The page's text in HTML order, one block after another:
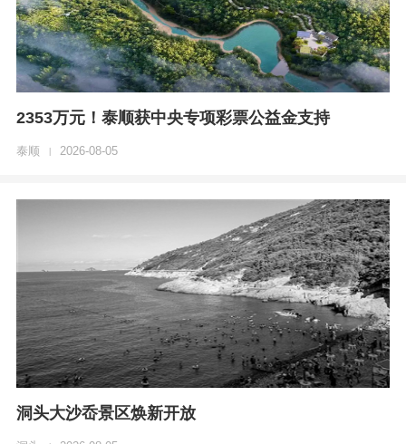
2353万元！泰顺获中央专项彩票公益金支持
泰顺 | 2026-08-05
洞头大沙岙景区焕新开放